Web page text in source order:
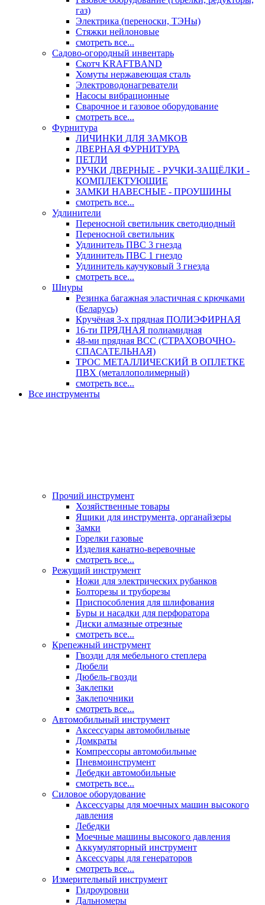
газ)
Электрика (переноски, ТЭНы)
Стяжки нейлоновые
смотреть все...
Садово-огородный инвентарь
Скотч KRAFTBAND
Хомуты нержавеющая сталь
Электроводонагреватели
Насосы вибрационные
Сварочное и газовое оборудование
смотреть все...
Фурнитура
ЛИЧИНКИ ДЛЯ ЗАМКОВ
ДВЕРНАЯ ФУРНИТУРА
ПЕТЛИ
РУЧКИ ДВЕРНЫЕ - РУЧКИ-ЗАЩЁЛКИ -
КОМПЛЕКТУЮЩИЕ
ЗАМКИ НАВЕСНЫЕ - ПРОУШИНЫ
смотреть все...
Удлинители
Переносной светильник светодиодный
Переносной светильник
Удлинитель ПВС 3 гнезда
Удлинитель ПВС 1 гнездо
Удлинитель каучуковый 3 гнезда
смотреть все...
Шнуры
Резинка багажная эластичная с крючками
(Беларусь)
Кручёная 3-х прядная ПОЛИЭФИРНАЯ
16-ти ПРЯДНАЯ полиамидная
48-ми прядная ВСС (СТРАХОВОЧНО-
СПАСАТЕЛЬНАЯ)
ТРОС МЕТАЛЛИЧЕСКИЙ В ОПЛЕТКЕ
ПВХ (металлополимерный)
смотреть все...
Все инструменты
Прочий инструмент
Хозяйственные товары
Ящики для инструмента, органайзеры
Замки
Горелки газовые
Изделия канатно-веревочные
смотреть все...
Режущий инструмент
Ножи для электрических рубанков
Болторезы и труборезы
Приспособления для шлифования
Буры и насадки для перфоратора
Диски алмазные отрезные
смотреть все...
Крепежный инструмент
Гвозди для мебельного степлера
Дюбели
Дюбель-гвозди
Заклепки
Заклепочники
смотреть все...
Автомобильный инструмент
Аксессуары автомобильные
Домкраты
Компрессоры автомобильные
Пневмоинструмент
Лебедки автомобильные
смотреть все...
Силовое оборудование
Аксессуары для моечных машин высокого
давления
Лебедки
Моечные машины высокого давления
Аккумуляторный инструмент
Аксессуары для генераторов
смотреть все...
Измерительный инструмент
Гидроуровни
Дальномеры